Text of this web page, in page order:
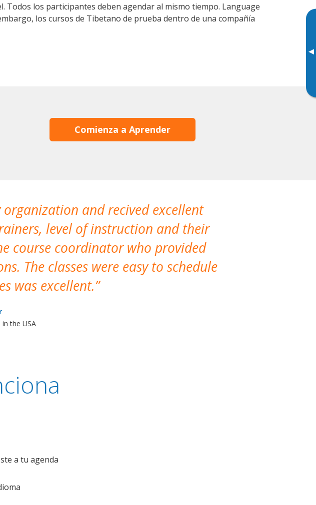
▸
Todos los participantes deben agendar al mismo tiempo. Language
los cursos de Tibetano de prueba dentro de una compañía
Comienza a Aprender
and recived excellent
level of instruction and their
course coordinator who provided
The classes were easy to schedule
was excellent.
the USA
a tu agenda